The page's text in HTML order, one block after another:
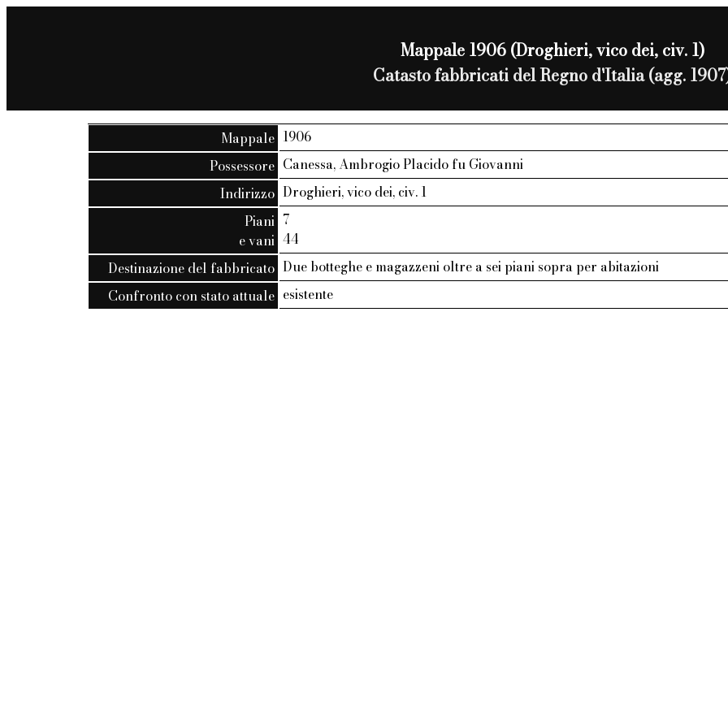
Mappale 1906 (Droghieri, vico dei, civ. 1)
Catasto fabbricati del Regno d'Italia (agg.
Mappale 1906
Possessore Canessa, Ambrogio Placido fu Giovanni
Indirizzo Droghieri, vico dei, civ. 1
Piani
e vani
7
44
Destinazione del fabbricato Due botteghe e magazzeni oltre a sei piani sopra per abitazioni
Confronto con stato attuale esistente